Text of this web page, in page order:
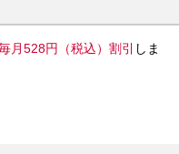
月528円（税込）割引
しま